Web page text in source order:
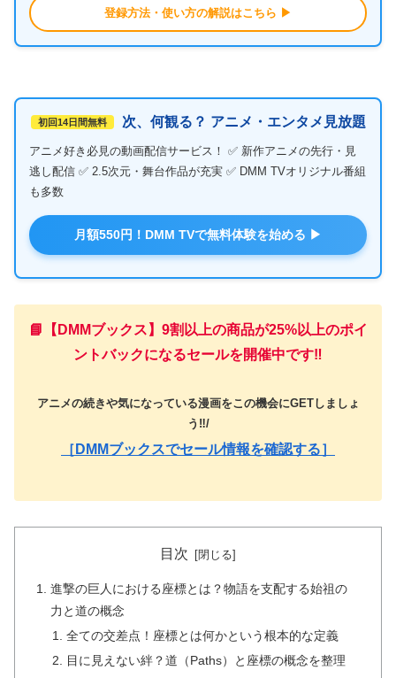
登録方法・使い方の解説はこちら ▶
初回14日間無料 次、何観る？ アニメ・エンタメ見放題
アニメ好き必見の動画配信サービス！ ✅ 新作アニメの先行・見
逃し配信 ✅ 2.5次元・舞台作品が充実 ✅ DMM TVオリジナル番組
も多数
月額550円！DMM TVで無料体験を始める ▶
📘【DMMブックス】9割以上の商品が25%以上のポイ
ントバックになるセールを開催中です‼️
アニメの続きや気になっている漫画をこの機会にGETしましょ
う‼️/
［DMMブックスでセール情報を確認する］
目次
進撃の巨人における座標とは？物語を支配する始祖の
力と道の概念
全ての交差点！座標とは何かという根本的な定義
目に見えない絆？道（Paths）と座標の概念を整理